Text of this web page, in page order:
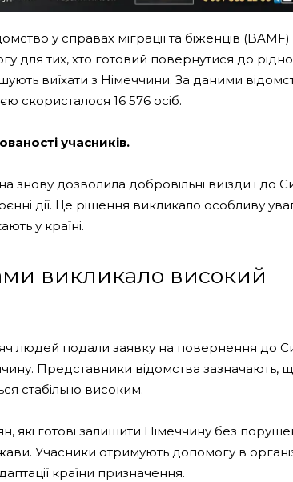
у справах міграції та біженців (BAMF)
для тих, хто готовий повернутися до
виїхати з Німеччини. За даними
скористалося 16 576 осіб.
учасників.
знову дозволила добровільні виїзди і до
дії. Це рішення викликало особливу
у країні.
викликало високий
людей подали заявку на повернення до
Представники відомства зазначають,
стабільно високим.
готові залишити Німеччину без
Учасники отримують допомогу в
країни призначення.